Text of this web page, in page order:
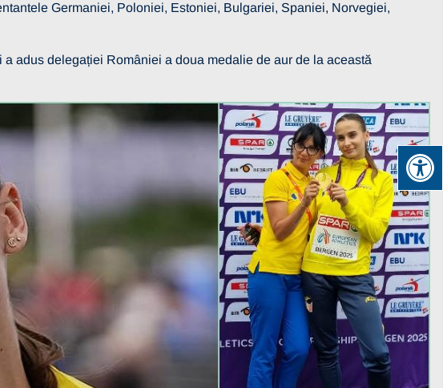
Germaniei, Poloniei, Estoniei, Bulgariei, Spaniei, Norvegiei,
adus delegației României a doua medalie de aur de la această